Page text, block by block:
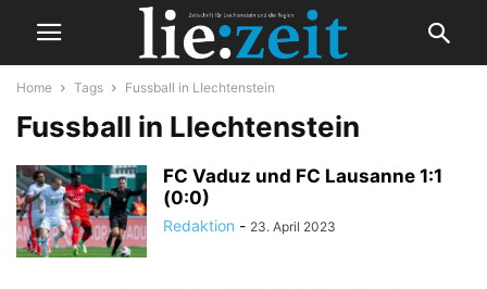
Home Tags Fussball in LIechtenstein
Fussball in LIechtenstein
FC Vaduz und FC Lausanne 1:1
(0:0)
Redaktion - 23. April 2023